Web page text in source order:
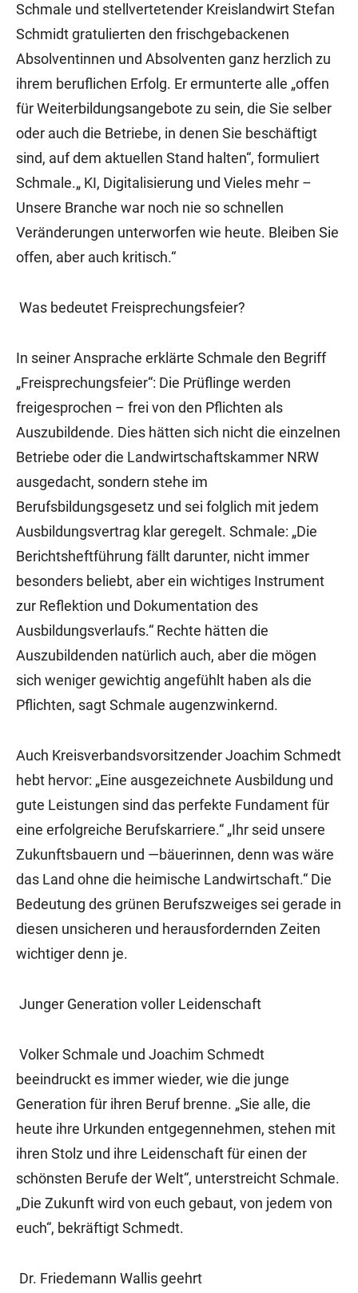
Schmale und stellvertetender Kreislandwirt Stefan
Schmidt gratulierten den frischgebackenen
Absolventinnen und Absolventen ganz herzlich zu
ihrem beruflichen Erfolg. Er ermunterte alle „offen
für Weiterbildungsangebote zu sein, die Sie selber
oder auch die Betriebe, in denen Sie beschäftigt
sind, auf dem aktuellen Stand halten“, formuliert
Schmale.„ KI, Digitalisierung und Vieles mehr –
Unsere Branche war noch nie so schnellen
Veränderungen unterworfen wie heute. Bleiben Sie
offen, aber auch kritisch.“
Was bedeutet Freisprechungsfeier?
In seiner Ansprache erklärte Schmale den Begriff
„Freisprechungsfeier“: Die Prüflinge werden
freigesprochen – frei von den Pflichten als
Auszubildende. Dies hätten sich nicht die einzelnen
Betriebe oder die Landwirtschaftskammer NRW
ausgedacht, sondern stehe im
Berufsbildungsgesetz und sei folglich mit jedem
Ausbildungsvertrag klar geregelt. Schmale: „Die
Berichtsheftführung fällt darunter, nicht immer
besonders beliebt, aber ein wichtiges Instrument
zur Reflektion und Dokumentation des
Ausbildungsverlaufs.“ Rechte hätten die
Auszubildenden natürlich auch, aber die mögen
sich weniger gewichtig angefühlt haben als die
Pflichten, sagt Schmale augenzwinkernd.
Auch Kreisverbandsvorsitzender Joachim Schmedt
hebt hervor: „Eine ausgezeichnete Ausbildung und
gute Leistungen sind das perfekte Fundament für
eine erfolgreiche Berufskarriere.“ „Ihr seid unsere
Zukunftsbauern und —bäuerinnen, denn was wäre
das Land ohne die heimische Landwirtschaft.“ Die
Bedeutung des grünen Berufszweiges sei gerade in
diesen unsicheren und herausfordernden Zeiten
wichtiger denn je.
Junger Generation voller Leidenschaft
Volker Schmale und Joachim Schmedt
beeindruckt es immer wieder, wie die junge
Generation für ihren Beruf brenne. „Sie alle, die
heute ihre Urkunden entgegennehmen, stehen mit
ihren Stolz und ihre Leidenschaft für einen der
schönsten Berufe der Welt“, unterstreicht Schmale.
„Die Zukunft wird von euch gebaut, von jedem von
euch“, bekräftigt Schmedt.
Dr. Friedemann Wallis geehrt